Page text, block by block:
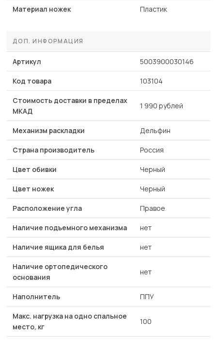
Материал ножек Пластик
ДОП. ИНФОРМАЦИЯ
Артикул 5003900030146
Код товара 103104
Стоимость доставки в пределах
МКАД
1 990 рублей
Механизм раскладки Дельфин
Страна производитель Россия
Цвет обивки Черный
Цвет ножек Черный
Расположение угла Правое
Наличие подъемного механизма нет
Наличие ящика для белья нет
Наличие ортопедического
основания
нет
Наполнитель ППУ
Макс. нагрузка на одно спальное
место, кг
100